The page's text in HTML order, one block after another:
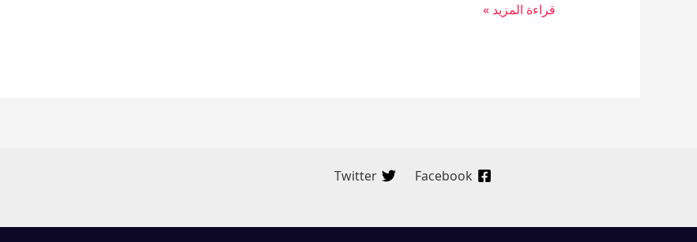
قراءة المزيد »
Facebook
Twitter